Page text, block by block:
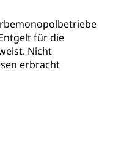
für die
Nicht
erbracht